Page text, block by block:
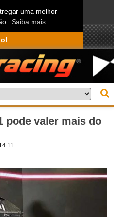
uma melhor
Saiba mais
pode valer mais do